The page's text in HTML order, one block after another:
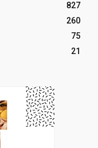
827
260
75
21